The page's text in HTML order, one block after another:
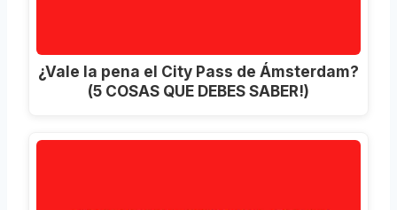
¿Vale la pena el City Pass de Ámsterdam?
(5 COSAS QUE DEBES SABER!)